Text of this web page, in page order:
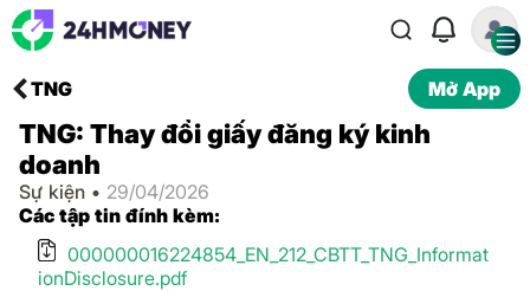
TNG Mở App
TNG: Thay đổi giấy đăng ký kinh
doanh
Sự kiện • 29/04/2026
Các tập tin đính kèm:
000000016224854_EN_212_CBTT_TNG_Informat
ionDisclosure.pdf